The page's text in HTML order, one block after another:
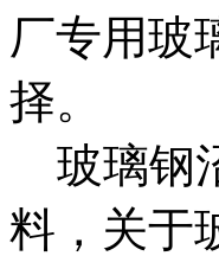
厂专用玻
择。
玻璃钢
料， 关于